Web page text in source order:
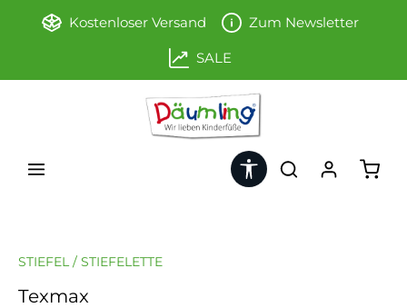
Zum Hauptinhalt springen
Kostenloser Versand Zum Newsletter
SALE
Werkzeugleiste anzeigen
STIEFEL / STIEFELETTE
Texmax